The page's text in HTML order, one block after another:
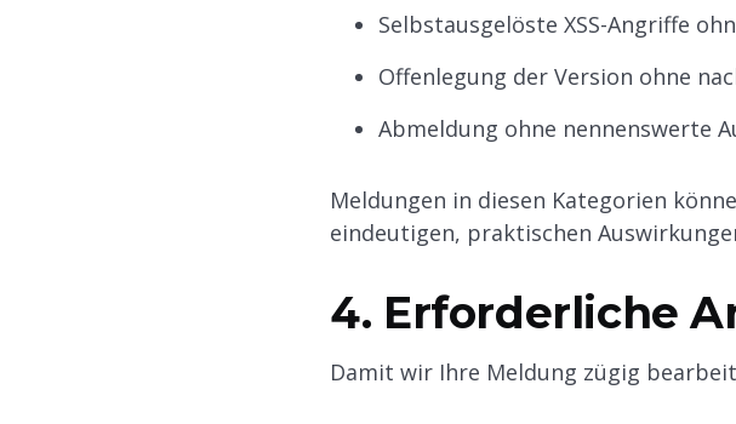
Selbstausgelöste XSS-Angriffe
Offenlegung der Version ohne
Abmeldung ohne nennenswerte
Meldungen in diesen Kategorien
eindeutigen, praktischen
4. Erforderliche
Damit wir Ihre Meldung zügig